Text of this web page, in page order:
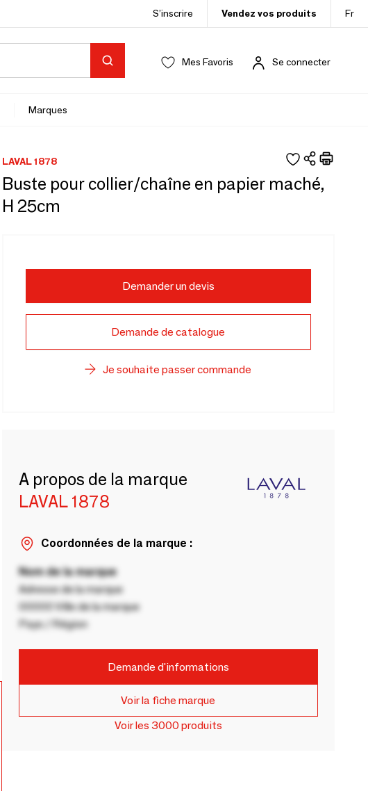
S’inscrire Vendez vos produits Fr
Mes Favoris Se connecter
Marques
LAVAL 1878
Buste pour collier/chaîne en papier maché,
H 25cm
Demander un devis
Demande de catalogue
Je souhaite passer commande
A propos de la marque
LAVAL 1878
Coordonnées de la marque :
Nom de la marque
Adresse de la marque
00000 Ville de la marque
Pays / Région
Demande d'informations
Voir la fiche marque
Voir les 3000 produits